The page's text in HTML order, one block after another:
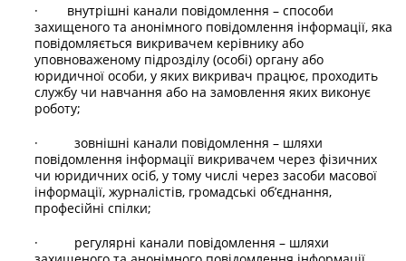
· внутрішні канали повідомлення – способи
захищеного та анонімного повідомлення інформації, яка
повідомляється викривачем керівнику або
уповноваженому підрозділу (особі) органу або
юридичної особи, у яких викривач працює, проходить
службу чи навчання або на замовлення яких виконує
роботу;
· зовнішні канали повідомлення – шляхи
повідомлення інформації викривачем через фізичних
чи юридичних осіб, у тому числі через засоби масової
інформації, журналістів, громадські об’єднання,
професійні спілки;
· регулярні канали повідомлення – шляхи